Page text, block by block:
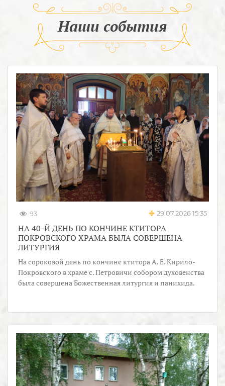
Наши события
93 29.07.2026 15:35
НА 40-Й ДЕНЬ ПО КОНЧИНЕ КТИТОРА
ПОКРОВСКОГО ХРАМА БЫЛА СОВЕРШЕНА
ЛИТУРГИЯ
На сороковой день по кончине ктитора А. Е. Кирило-
Покровского в храме с. Петровичи собором духовенства
была совершена Божественная литургия и панихида.